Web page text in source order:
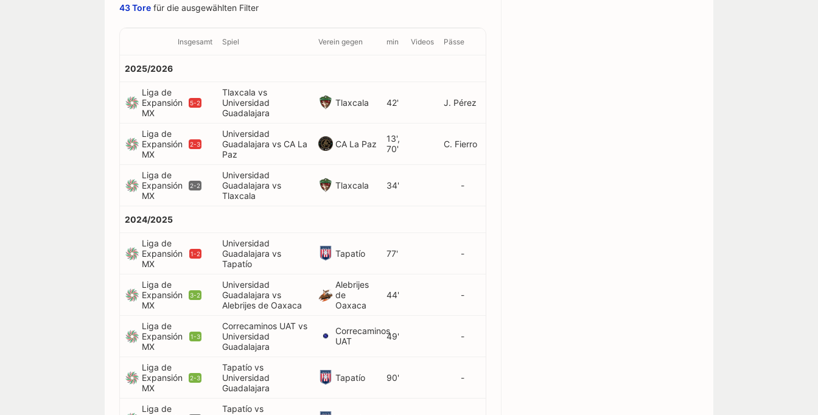
43 Tore für die ausgewählten Filter
Insgesamt Spiel Verein gegen min Videos Pässe
2025/2026
Liga de
Expansión
MX
5-2
Tlaxcala vs
Universidad
Guadalajara
Tlaxcala 42' J. Pérez
Liga de
Expansión
MX
2-3
Universidad
Guadalajara vs CA La
Paz
CA La Paz
13',
70'
C. Fierro
Liga de
Expansión
MX
2-2
Universidad
Guadalajara vs
Tlaxcala
Tlaxcala 34' -
2024/2025
Liga de
Expansión
MX
1-2
Universidad
Guadalajara vs
Tapatío
Tapatío 77' -
Liga de
Expansión
MX
3-2
Universidad
Guadalajara vs
Alebrijes de Oaxaca
Alebrijes
de
Oaxaca
44' -
Liga de
Expansión
MX
1-3
Correcaminos UAT vs
Universidad
Guadalajara
Correcaminos
UAT
49' -
Liga de
Expansión
MX
2-3
Tapatío vs
Universidad
Guadalajara
Tapatío 90' -
Liga de
Tapatío vs